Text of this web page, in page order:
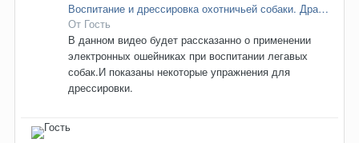
Воспитание и дрессировка охотничьей собаки. Дратхаар
От Гость
В данном видео будет рассказанно о применении
электронных ошейниках при воспитании легавых
собак.И показаны некоторые упражнения для
дрессировки.